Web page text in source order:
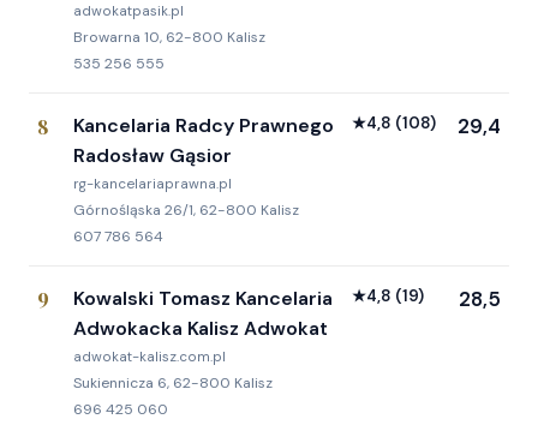
adwokatpasik.pl
Browarna 10, 62-800 Kalisz
535 256 555
8
Kancelaria Radcy Prawnego
Radosław Gąsior
rg-kancelariaprawna.pl
Górnośląska 26/1, 62-800 Kalisz
607 786 564
★4,8 (108) 29,4
9
Kowalski Tomasz Kancelaria
Adwokacka Kalisz Adwokat
adwokat-kalisz.com.pl
Sukiennicza 6, 62-800 Kalisz
696 425 060
★4,8 (19) 28,5